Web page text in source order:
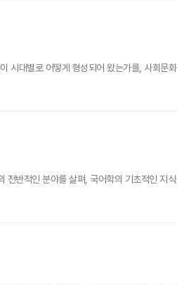
시대별로 어떻게 형성되어 왔는가를, 사회
전반적인 분야를 살펴, 국어학의 기초적인 지